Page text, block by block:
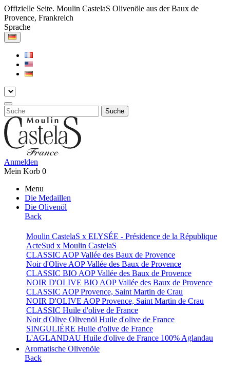
Offizielle Seite. Moulin CastelaS Olivenöle aus der Baux de
Provence, Frankreich
Sprache
Suche
Anmelden
Mein Korb 0
Menu
Die Medaillen
Die Olivenöl
Back
Moulin CastelaS x ELYSÉE - Présidence de la République
ActeSud x Moulin CastelaS
CLASSIC AOP Vallée des Baux de Provence
Noir d'Olive AOP Vallée des Baux de Provence
CLASSIC BIO AOP Vallée des Baux de Provence
NOIR D'OLIVE BIO AOP Vallée des Baux de Provence
CLASSIC AOP Provence, Saint Martin de Crau
NOIR D'OLIVE AOP Provence, Saint Martin de Crau
CLASSIC Huile d'olive de France
Noir d'Olive Olivenöl Huile d'olive de France
SINGULIÈRE Huile d'olive de France
L'AGLANDAU Huile d'olive de France 100% Aglandau
Aromatische Olivenöle
Back